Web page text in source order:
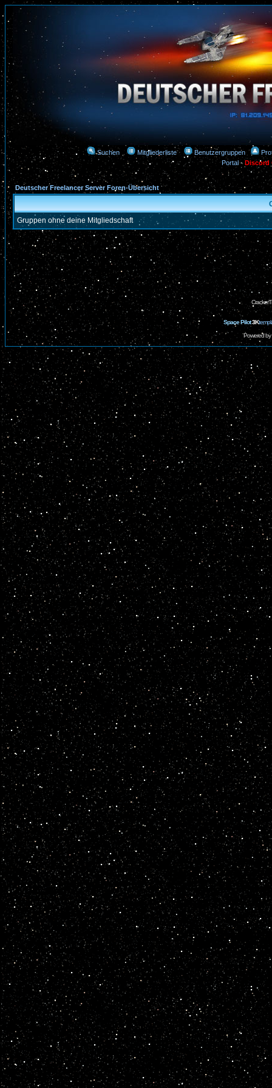
Suchen Mitgliederliste Benutzergruppen
Portal-Discord
Deutscher Freelancer Server Foren-Übersicht
Gruppen ohne deine Mitgliedschaft
Space Pilot3K
Powered by